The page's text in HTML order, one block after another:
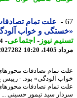
علت تمام تصادفات
و خواب آلودگی»
نیوز-اجتماعی-
10:20
82027282
تمام تصادفات محورهای
آلودگی» بود. - رییس
تمام تصادفات محورهای
سید تیمور حسینی ...